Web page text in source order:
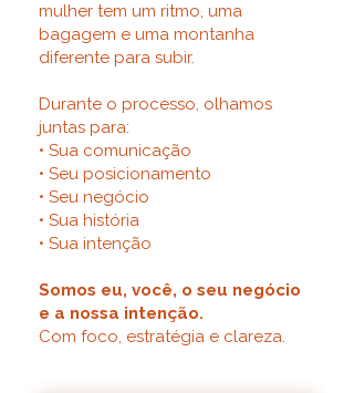
mulher tem um ritmo, uma
bagagem e uma montanha
diferente para subir.
Durante o processo, olhamos
juntas para:
• Sua comunicação
• Seu posicionamento
• Seu negócio
• Sua história
• Sua intenção
Somos eu, você, o seu negócio
e a nossa intenção.
Com foco, estratégia e clareza.